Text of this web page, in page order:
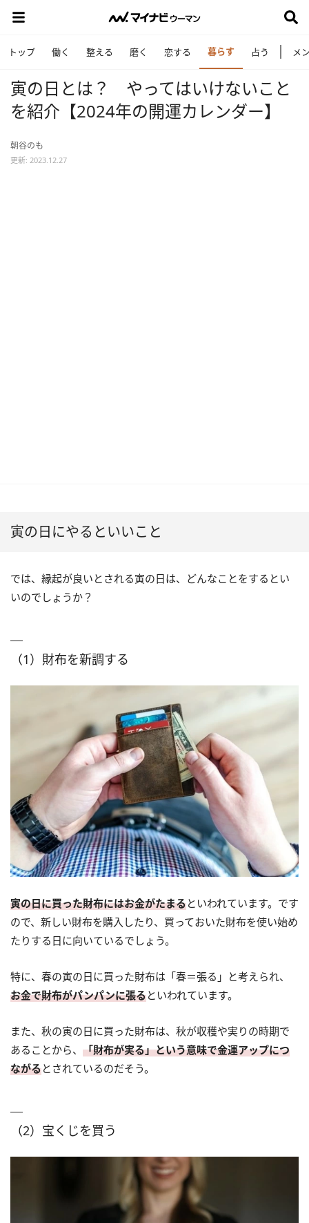
トップ 働く 整える 磨く 恋する 暮らす 占う メ
寅の日とは？ やってはいけないこと
を紹介【2024年の開運カレンダー】
朝谷のも
更新: 2023.12.27
寅の日にやるといいこと
では、縁起が良いとされる寅の日は、どんなことをするとい
いのでしょうか？
（1）財布を新調する
寅の日に買った財布にはお金がたまるといわれています。です
ので、新しい財布を購入したり、買っておいた財布を使い始め
たりする日に向いているでしょう。
特に、春の寅の日に買った財布は「春＝張る」と考えられ、
お金で財布がパンパンに張るといわれています。
また、秋の寅の日に買った財布は、秋が収穫や実りの時期で
あることから、 「財布が実る」という意味で金運アップにつ
ながるとされているのだそう。
（2）宝くじを買う